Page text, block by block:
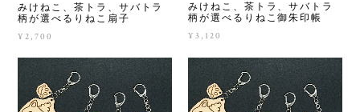
みけねこ、茶トラ、サバトラ
柄が選べるりねこ扇子
¥2,700
みけねこ、茶トラ、サバトラ
柄が選べるりねこ御朱印帳
¥3,120